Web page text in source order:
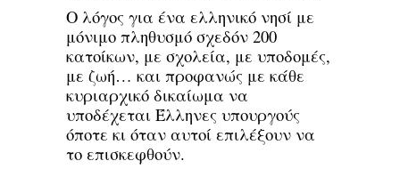
Ο λόγος για ένα ελληνικό νησί με
μόνιμο πληθυσμό σχεδόν 200
κατοίκων, με σχολεία, με υποδομές,
με ζωή… και προφανώς με κάθε
κυριαρχικό δικαίωμα να
υποδέχεται Έλληνες υπουργούς
όποτε κι όταν αυτοί επιλέξουν να
το επισκεφθούν.